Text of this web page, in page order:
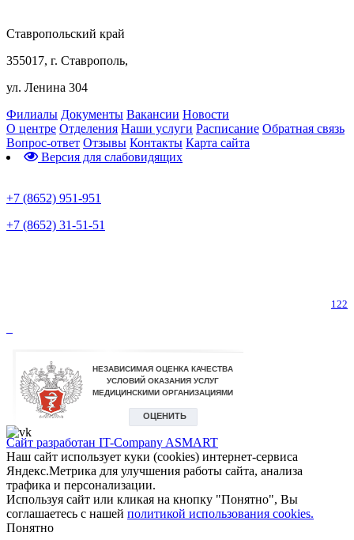
Ставропольский край
355017, г. Ставрополь,
ул. Ленина 304
Филиалы Документы Вакансии Новости
О центре Отделения Наши услуги Расписание Обратная связь
Вопрос-ответ Отзывы Контакты Карта сайта
Версия для слабовидящих
+7 (8652) 951-951
+7 (8652) 31-51-51
122
Сайт разработан IT-Company ASMART
Наш сайт использует куки (cookies) интернет-сервиса
Яндекс.Метрика для улучшения работы сайта, анализа
трафика и персонализации.
Используя сайт или кликая на кнопку "Понятно", Вы
соглашаетесь с нашей политикой использования cookies.
Понятно